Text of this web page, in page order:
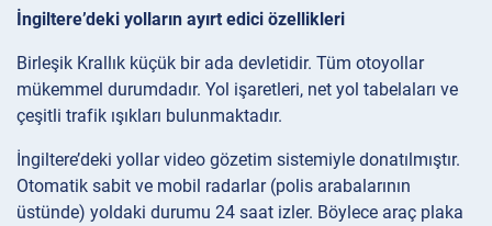
İngiltere’deki yolların ayırt edici özellikleri
Birleşik Krallık küçük bir ada devletidir. Tüm otoyollar
mükemmel durumdadır. Yol işaretleri, net yol tabelaları ve
çeşitli trafik ışıkları bulunmaktadır.
İngiltere’deki yollar video gözetim sistemiyle donatılmıştır.
Otomatik sabit ve mobil radarlar (polis arabalarının
üstünde) yoldaki durumu 24 saat izler. Böylece araç plaka